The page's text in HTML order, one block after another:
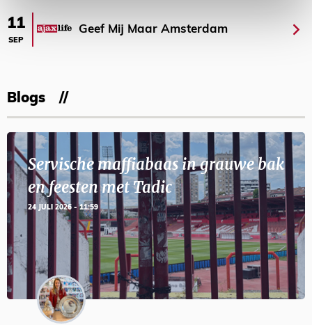
11
SEP
Geef Mij Maar Amsterdam
Blogs
Servische maffiabaas in grauwe bak
en feesten met Tadic
24 JULI 2026 - 11:59